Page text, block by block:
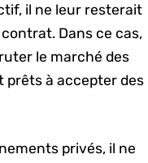
il ne leur resterait
Dans ce cas,
le marché des
prêts à accepter des
privés, il ne